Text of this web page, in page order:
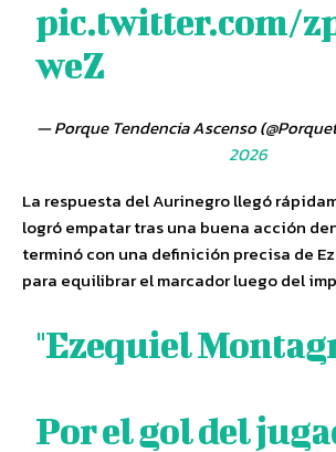
pic.twitter.com/
weZ
— Porque Tendencia Ascenso
2026
La respuesta del Aurinegro llegó
logró empatar tras una buena acción
terminó con una definición precisa de
para equilibrar el marcador luego del
"Ezequiel
Por el gol del